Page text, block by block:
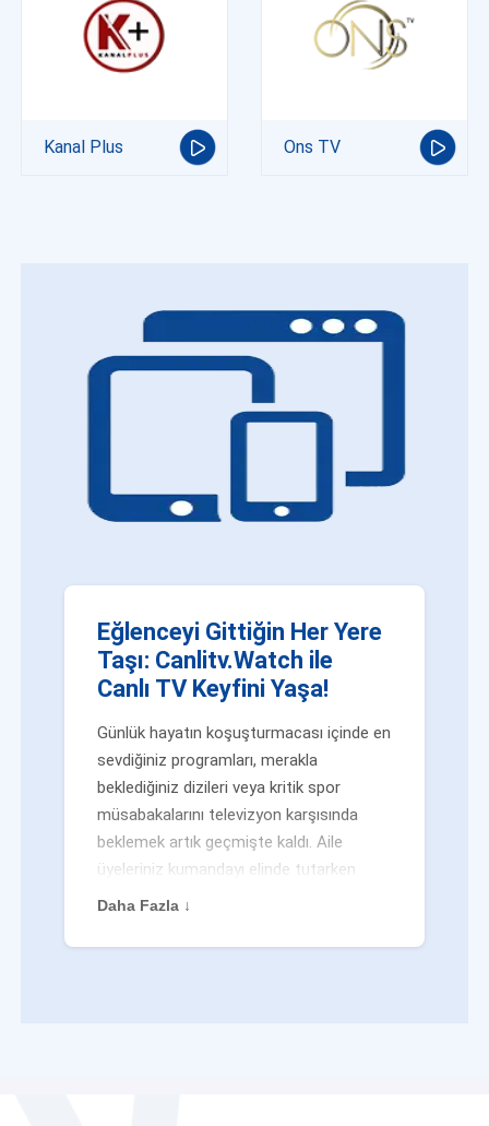
Kanal Plus Ons TV
Eğlenceyi Gittiğin Her Yere
Taşı: Canlitv.Watch ile
Canlı TV Keyfini Yaşa!
Günlük hayatın koşuşturmacası içinde en
sevdiğiniz programları, merakla
beklediğiniz dizileri veya kritik spor
müsabakalarını televizyon karşısında
beklemek artık geçmişte kaldı. Aile
üyeleriniz kumandayı elinde tutarken
veya siz evden uzaktayken bile
değilsiniz. Geleneksel yayıncılığın
Daha Fazla ↓